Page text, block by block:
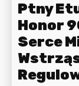
Ptny
Honor
Serce